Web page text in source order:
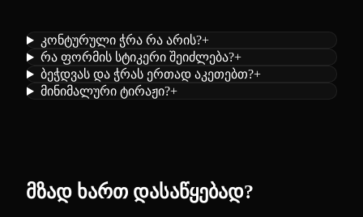
კონტურული ჭრა რა არის?+
რა ფორმის სტიკერი შეიძლება?+
ბეჭდვას და ჭრას ერთად აკეთებთ?+
მინიმალური ტირაჟი?+
მზად ხართ დასაწყებად?